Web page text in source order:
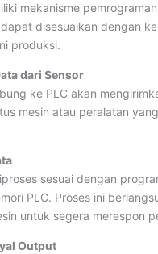
mekanisme
disesuaikan dengan
produksi.
dari Sensor
ke PLC akan
mesin atau peralatan
sesuai dengan
PLC. Proses ini
untuk segera merespon
Output